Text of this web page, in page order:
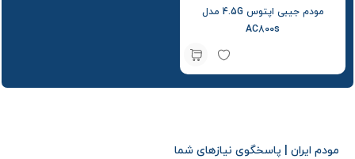
مودم جیبی اپتوس 4.5G مدل
AC800s
مودم ایران | پاسخگوی نیازهای شما